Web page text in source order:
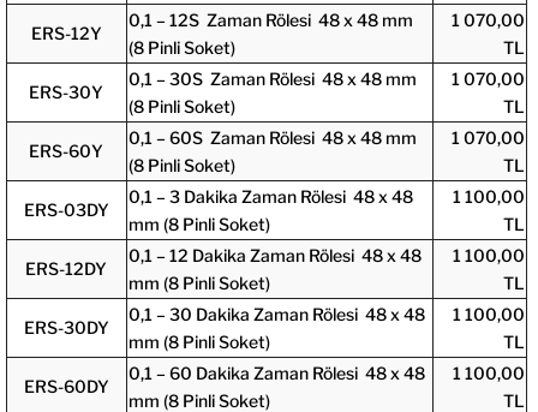
ERS-12Y
0,1 – 12S Zaman Rölesi 48 x 48 mm
(8 Pinli Soket)
1 070,00
TL
ERS-30Y
0,1 – 30S Zaman Rölesi 48 x 48 mm
(8 Pinli Soket)
1 070,00
TL
ERS-60Y
0,1 – 60S Zaman Rölesi 48 x 48 mm
(8 Pinli Soket)
1 070,00
TL
ERS-03DY
0,1 – 3 Dakika Zaman Rölesi 48 x 48
mm (8 Pinli Soket)
1 100,00
TL
ERS-12DY
0,1 – 12 Dakika Zaman Rölesi 48 x 48
mm (8 Pinli Soket)
1 100,00
TL
ERS-30DY
0,1 – 30 Dakika Zaman Rölesi 48 x 48
mm (8 Pinli Soket)
1 100,00
TL
ERS-60DY
0,1 – 60 Dakika Zaman Rölesi 48 x 48
mm (8 Pinli Soket)
1 100,00
TL